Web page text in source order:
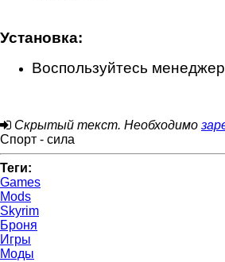
Установка:
Воспользуйтесь
Скрытый текст. Необходимо
Спорт - сила
Теги:
Games
Mods
Skyrim
Броня
Игры
Моды